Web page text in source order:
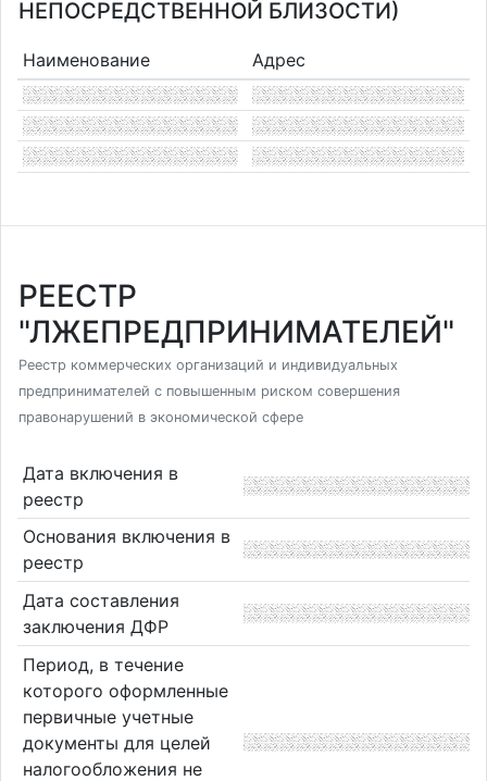
НЕПОСРЕДСТВЕННОЙ БЛИЗОСТИ)
Наименование Адрес
РЕЕСТР
"ЛЖЕПРЕДПРИНИМАТЕЛЕЙ"
Реестр коммерческих организаций и индивидуальных
предпринимателей с повышенным риском совершения
правонарушений в экономической сфере
Дата включения в
реестр
Основания включения в
реестр
Дата составления
заключения ДФР
Период, в течение
которого оформленные
первичные учетные
документы для целей
налогообложения не